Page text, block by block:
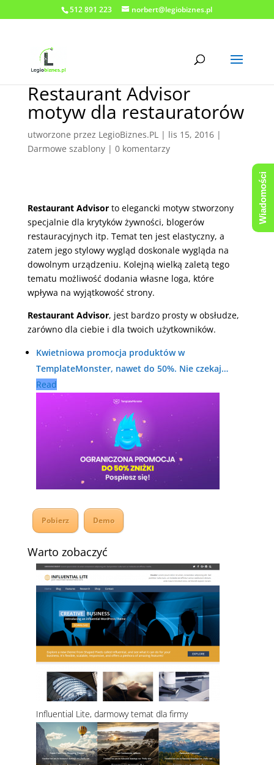
512 891 223 norbert@legiobiznes.pl
Restaurant Advisor
motyw dla restauratorów
utworzone przez LegioBiznes.PL| lis 15, 2016|
Darmowe szablony| 0 komentarzy
Restaurant Advisorto elegancki motyw stworzony
specjalnie dla krytyków żywności, blogerów
restauracyjnych itp. Temat ten jest elastyczny, a
zatem jego stylowy wygląd doskonale wygląda na
dowolnym urządzeniu. Kolejną wielką zaletą tego
tematu możliwość dodania własne loga, które
wpływa na wyjątkowość strony.
Restaurant Advisor, jest bardzo prosty w obsłudze,
zarówno dla ciebie i dla twoich użytkowników.
Kwietniowa promocja produktów w
TemplateMonster, nawet do 50%. Nie czekaj…
Read
Pobierz Demo
Warto zobaczyć
Influential Lite, darmowy temat dla firmy
Wiadomości